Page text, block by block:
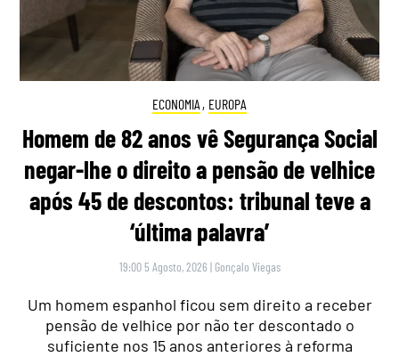
ECONOMIA , EUROPA
Homem de 82 anos vê Segurança Social
negar-lhe o direito a pensão de velhice
após 45 de descontos: tribunal teve a
‘última palavra’
19:00 5 Agosto, 2026 | Gonçalo Viegas
Um homem espanhol ficou sem direito a receber
pensão de velhice por não ter descontado o
suficiente nos 15 anos anteriores à reforma